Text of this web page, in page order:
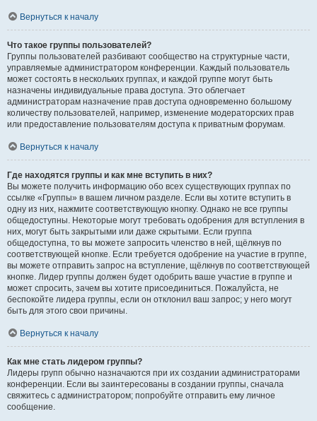
Вернуться к началу
Что такое группы пользователей?
Группы пользователей разбивают сообщество на структурные части,
управляемые администратором конференции. Каждый пользователь
может состоять в нескольких группах, и каждой группе могут быть
назначены индивидуальные права доступа. Это облегчает
администраторам назначение прав доступа одновременно большому
количеству пользователей, например, изменение модераторских прав
или предоставление пользователям доступа к приватным форумам.
Вернуться к началу
Где находятся группы и как мне вступить в них?
Вы можете получить информацию обо всех существующих группах по
ссылке «Группы» в вашем личном разделе. Если вы хотите вступить в
одну из них, нажмите соответствующую кнопку. Однако не все группы
общедоступны. Некоторые могут требовать одобрения для вступления в
них, могут быть закрытыми или даже скрытыми. Если группа
общедоступна, то вы можете запросить членство в ней, щёлкнув по
соответствующей кнопке. Если требуется одобрение на участие в группе,
вы можете отправить запрос на вступление, щёлкнув по соответствующей
кнопке. Лидер группы должен будет одобрить ваше участие в группе и
может спросить, зачем вы хотите присоединиться. Пожалуйста, не
беспокойте лидера группы, если он отклонил ваш запрос; у него могут
быть для этого свои причины.
Вернуться к началу
Как мне стать лидером группы?
Лидеры групп обычно назначаются при их создании администраторами
конференции. Если вы заинтересованы в создании группы, сначала
свяжитесь с администратором; попробуйте отправить ему личное
сообщение.